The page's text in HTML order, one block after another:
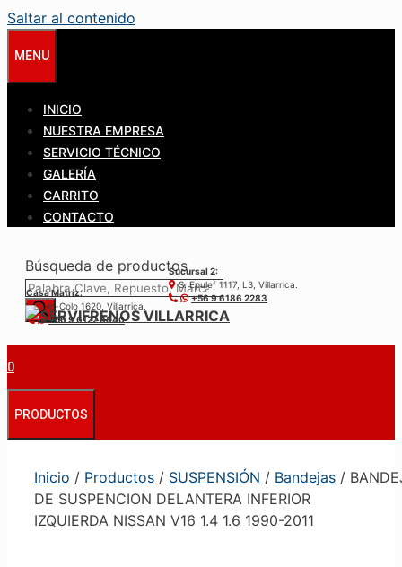
Saltar al contenido
MENU
INICIO
NUESTRA EMPRESA
SERVICIO TÉCNICO
GALERÍA
CARRITO
CONTACTO
Búsqueda de productos
Casa Matríz:
Colo-Colo 1620, Villarrica.
+56 9 6122 3840
Sucursal 2:
S. Epulef 1117, L3, Villarrica.
+56 9 6186 2283
0
PRODUCTOS
Inicio / Productos / SUSPENSIÓN / Bandejas /
DE SUSPENCION DELANTERA INFERIOR
IZQUIERDA NISSAN V16 1.4 1.6 1990-2011